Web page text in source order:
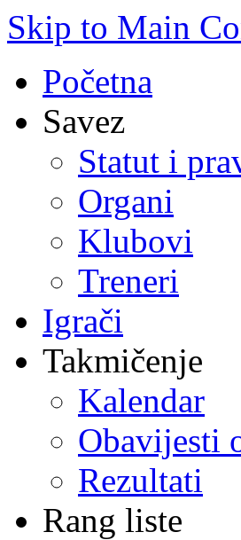
Skip to Main
Početna
Savez
Statut i
Organi
Klubovi
Treneri
Igrači
Takmičenje
Kalendar
Obavijesti
Rezultati
Rang liste